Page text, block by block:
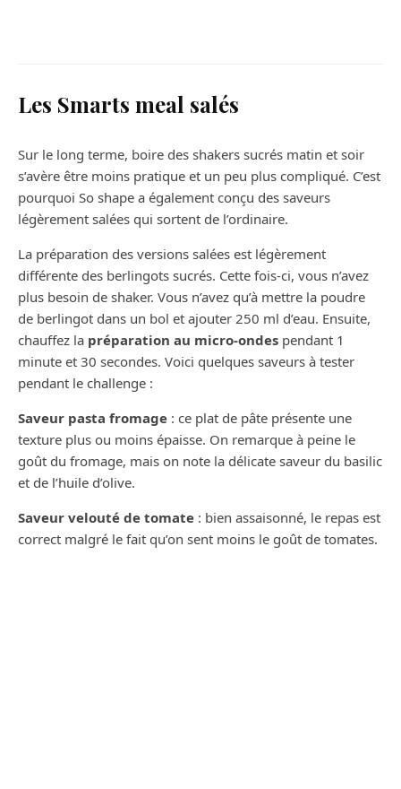
Les Smarts meal salés
Sur le long terme, boire des shakers sucrés matin et soir
s’avère être moins pratique et un peu plus compliqué. C’est
pourquoi So shape a également conçu des saveurs
légèrement salées qui sortent de l’ordinaire.
La préparation des versions salées est légèrement
différente des berlingots sucrés. Cette fois-ci, vous n’avez
plus besoin de shaker. Vous n’avez qu’à mettre la poudre
de berlingot dans un bol et ajouter 250 ml d’eau. Ensuite,
chauffez la préparation au micro-ondes pendant 1
minute et 30 secondes. Voici quelques saveurs à tester
pendant le challenge :
Saveur pasta fromage : ce plat de pâte présente une
texture plus ou moins épaisse. On remarque à peine le
goût du fromage, mais on note la délicate saveur du basilic
et de l’huile d’olive.
Saveur velouté de tomate : bien assaisonné, le repas est
correct malgré le fait qu’on sent moins le goût de tomates.